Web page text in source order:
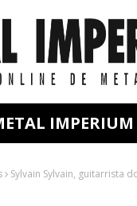
IMPERIUM
Sylvain Sylvain, guitarrista